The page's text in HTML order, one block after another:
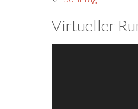
Virtueller